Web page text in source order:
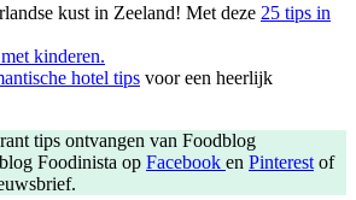
kust in Zeeland! Met deze 25 tips in
kinderen.
hotel tips voor een heerlijk
tips ontvangen van Foodblog
Foodinista op Facebook en Pinterest of